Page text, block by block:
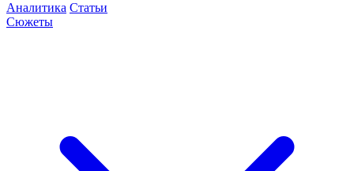
Аналитика Статьи
Сюжеты